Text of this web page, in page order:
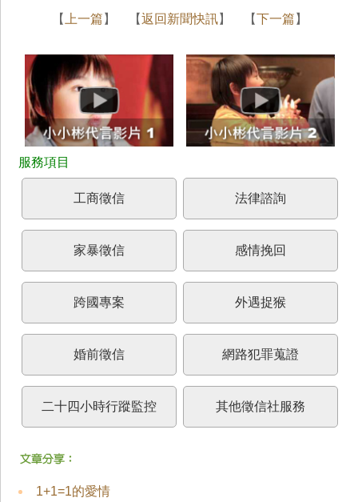
【 上一篇 】 【返回新聞快訊】 【下一篇 】
工商徵信 法律諮詢
家暴徵信 感情挽回
跨國專案 外遇捉猴
婚前徵信 網路犯罪蒐證
二十四小時行蹤監控 其他徵信社服務
1+1=1的愛情